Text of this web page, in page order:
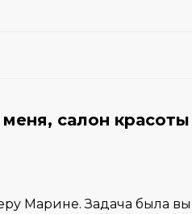
салон красоты
Марине. Задача была